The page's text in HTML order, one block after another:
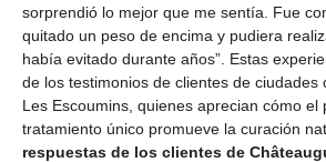
sorprendió lo mejor que me sentía. Fue
quitado un peso de encima y pudiera
había evitado durante años”. Estas
de los testimonios de clientes de ciudades
Les Escoumins, quienes aprecian cómo el
tratamiento único promueve la curación
respuestas de los clientes de